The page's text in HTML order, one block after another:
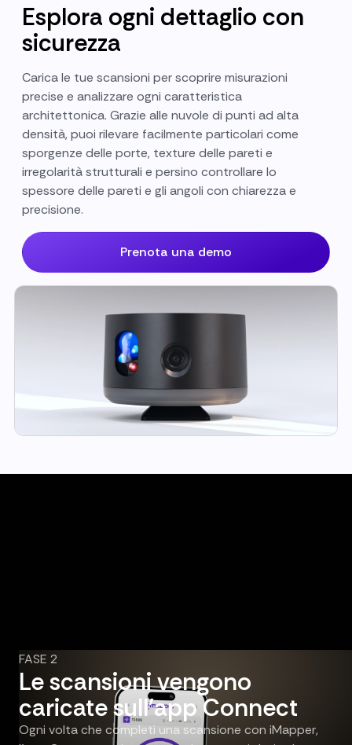
Esplora ogni dettaglio con
sicurezza
Carica le tue scansioni per scoprire misurazioni
precise e analizzare ogni caratteristica
architettonica. Grazie alle nuvole di punti ad alta
densità, puoi rilevare facilmente particolari come
sporgenze delle porte, texture delle pareti e
irregolarità strutturali e persino controllare lo
spessore delle pareti e gli angoli con chiarezza e
precisione.
Prenota una demo
FASE 2
Le scansioni vengono
caricate sull'app Connect
Ogni volta che completi una scansione con iMapper,